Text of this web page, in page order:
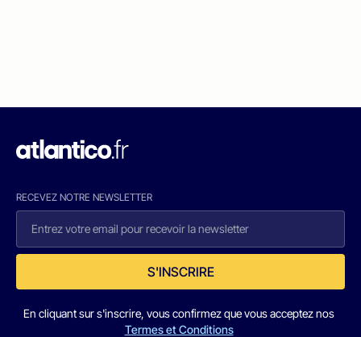
RECEVEZ NOTRE NEWSLETTER
S'INSCRIRE
En cliquant sur s'inscrire, vous confirmez que vous acceptez nos
Termes et Conditions